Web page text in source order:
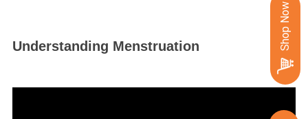
Understanding Menstruation Shop Now